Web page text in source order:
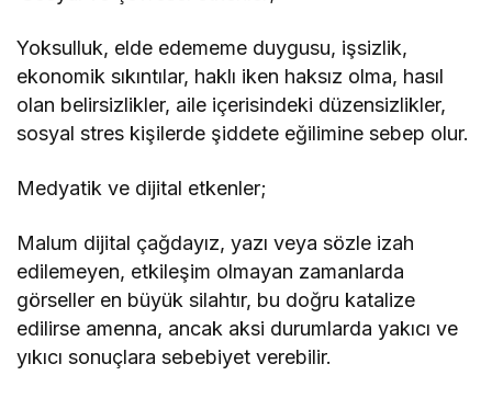
Yoksulluk, elde edememe duygusu, işsizlik,
ekonomik sıkıntılar, haklı iken haksız olma, hasıl
olan belirsizlikler, aile içerisindeki düzensizlikler,
sosyal stres kişilerde şiddete eğilimine sebep olur.
Medyatik ve dijital etkenler;
Malum dijital çağdayız, yazı veya sözle izah
edilemeyen, etkileşim olmayan zamanlarda
görseller en büyük silahtır, bu doğru katalize
edilirse amenna, ancak aksi durumlarda yakıcı ve
yıkıcı sonuçlara sebebiyet verebilir.